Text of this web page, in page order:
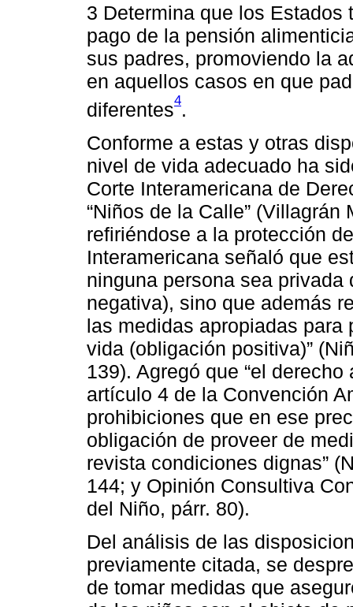
3 Determina que los Estados
pago de la pensión
sus padres, promoviendo la
en aquellos casos en que
diferentes4.
Conforme a estas y otras
nivel de vida adecuado ha
Corte Interamericana de
“Niños de la Calle”
refiriéndose a la protección
Interamericana señaló que
ninguna persona sea
negativa), sino que además
las medidas apropiadas para
vida (obligación positiva)”
139). Agregó que “el
artículo 4 de la Convención
prohibiciones que en ese
obligación de proveer de
revista condiciones dignas”
144; y Opinión Consultiva
del Niño, párr. 80).
Del análisis de las
previamente citada, se
de tomar medidas que